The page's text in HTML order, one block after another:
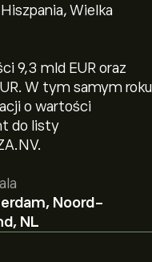
Wielka
9,3 mld EUR oraz
W tym samym roku
o wartości
do listy
Noord-
NL